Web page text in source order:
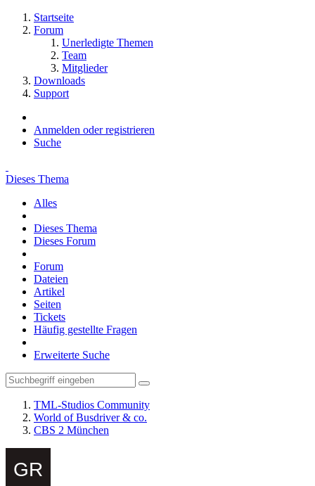
Startseite
Forum
Unerledigte Themen
Team
Mitglieder
Downloads
Support
Anmelden oder registrieren
Suche
Dieses Thema
Alles
Dieses Thema
Dieses Forum
Forum
Dateien
Artikel
Seiten
Tickets
Häufig gestellte Fragen
Erweiterte Suche
TML-Studios Community
World of Busdriver & co.
CBS 2 München